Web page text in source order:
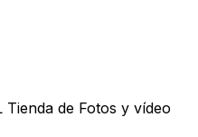
Tienda de Fotos y vídeo